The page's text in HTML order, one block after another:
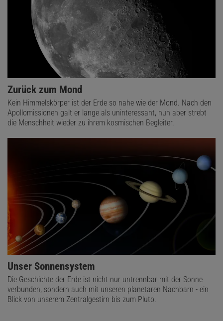
Zurück zum Mond
Kein Himmelskörper ist der Erde so nahe wie der Mond. Nach den
Apollomissionen galt er lange als uninteressant, nun aber strebt
die Menschheit wieder zu ihrem kosmischen Begleiter.
Unser Sonnensystem
Die Geschichte der Erde ist nicht nur untrennbar mit der Sonne
verbunden, sondern auch mit unseren planetaren Nachbarn - ein
Blick von unserem Zentralgestirn bis zum Pluto.